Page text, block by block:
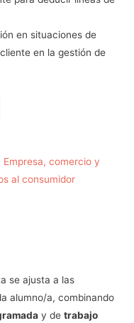
en situaciones de
en la gestión de
Empresa, comercio y
al consumidor
se ajusta a las
alumno/a, combinando
y de trabajo